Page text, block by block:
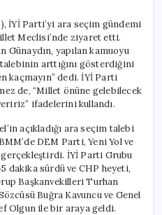
Seçim
Üzerine
Ortak
Mesaj:
AKP’ye
Eleştiriler
Gündemde
için
İYİ Parti’yi ara seçim gündemi
Meclisi’nde ziyaret etti.
Günaydın, yapılan kamuoyu
arttığını gösterdiğini
kaçmayın” dedi. İYİ Parti
de, “Millet önüne gelebilecek
ifadelerini kullandı.
açıkladığı ara seçim talebi
DEM Parti, Yeni Yol ve
İYİ Parti Grubu
dakika sürdü ve CHP heyeti,
Başkanvekilleri Turhan
Buğra Kavuncu ve Genel
Olgun ile bir araya geldi.